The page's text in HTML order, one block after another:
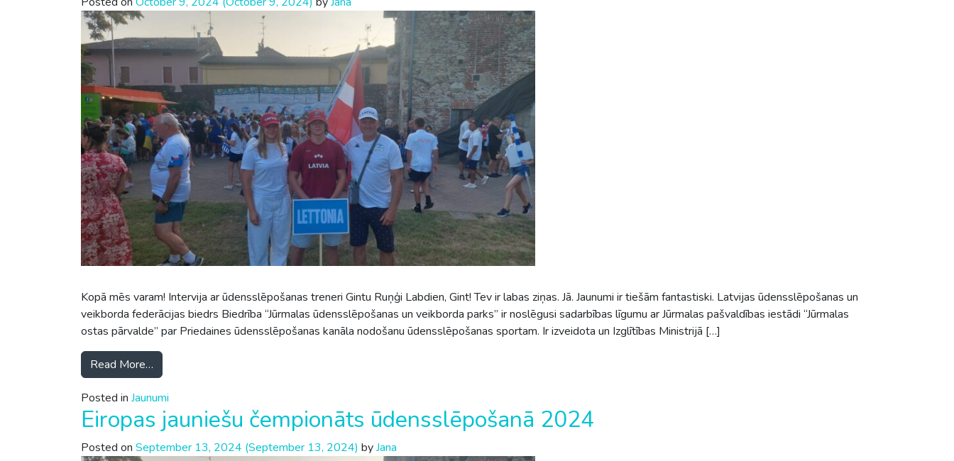
Kopā mēs varam! Intervija ar ūdensslēpošanas treneri Gintu Ruņģi Labdien, Gint! Tev ir labas ziņas. Jā. Jaunumi ir tiešām fantastiski. Latvijas ūdensslēpošanas un
veikborda federācijas biedrs Biedrība “Jūrmalas ūdensslēpošanas un veikborda parks” ir noslēgusi sadarbības līgumu ar Jūrmalas pašvaldības iestādi “Jūrmalas
ostas pārvalde” par Priedaines ūdensslēpošanas kanāla nodošanu ūdensslēpošanas sportam. Ir izveidota un Izglītības Ministrijā […]
Read More…
Posted in Jaunumi
Eiropas jauniešu čempionāts ūdensslēpošanā 2024
Posted on September 13, 2024 (September 13, 2024) byJana